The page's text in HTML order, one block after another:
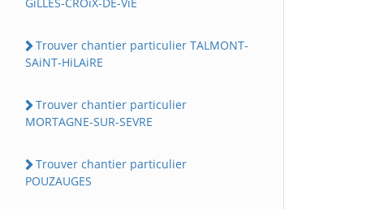
Trouver chantier particulier TALMONT-
SAiNT-HiLAiRE
Trouver chantier particulier
MORTAGNE-SUR-SEVRE
Trouver chantier particulier
POUZAUGES